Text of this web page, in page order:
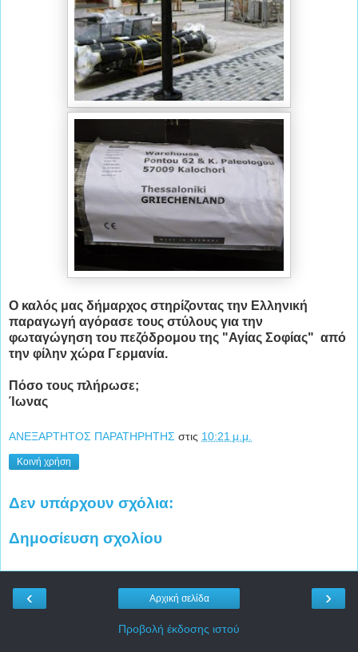
Ο καλός μας δήμαρχος στηρίζοντας την Ελληνική
παραγωγή αγόρασε τους στύλους για την
φωταγώγηση του πεζόδρομου της "Αγίας Σοφίας" από
την φίλην χώρα Γερμανία.
Πόσο τους πλήρωσε;
Ίωνας
ΑΝΕΞΑΡΤΗΤΟΣ ΠΑΡΑΤΗΡΗΤΗΣ στις 10:21 μ.μ.
Κοινή χρήση
Δεν υπάρχουν σχόλια:
Δημοσίευση σχολίου
‹ ›
Αρχική σελίδα
Προβολή έκδοσης ιστού